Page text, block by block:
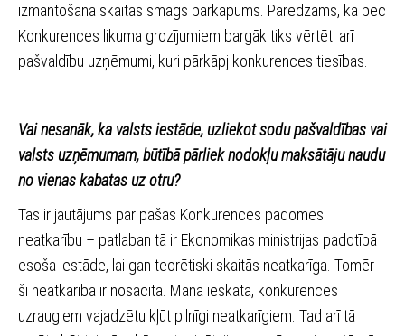
izmantošana skaitās smags pārkāpums. Paredzams, ka pēc
Konkurences likuma grozījumiem bargāk tiks vērtēti arī
pašvaldību uzņēmumi, kuri pārkāpj konkurences tiesības.
Vai nesanāk, ka valsts iestāde, uzliekot sodu pašvaldības vai
valsts uzņēmumam, būtībā pārliek nodokļu maksātāju naudu
no vienas kabatas uz otru?
Tas ir jautājums par pašas Konkurences padomes
neatkarību – patlaban tā ir Ekonomikas ministrijas padotībā
esoša iestāde, lai gan teorētiski skaitās neatkarīga. Tomēr
šī neatkarība ir nosacīta. Manā ieskatā, konkurences
uzraugiem vajadzētu kļūt pilnīgi neatkarīgiem. Tad arī tā